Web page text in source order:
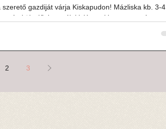
szerető gazdiját várja Kiskapudon! Mázliska kb. 3-4
szép külsejű, keverék kislány, aki nagyon csúnya
2 3